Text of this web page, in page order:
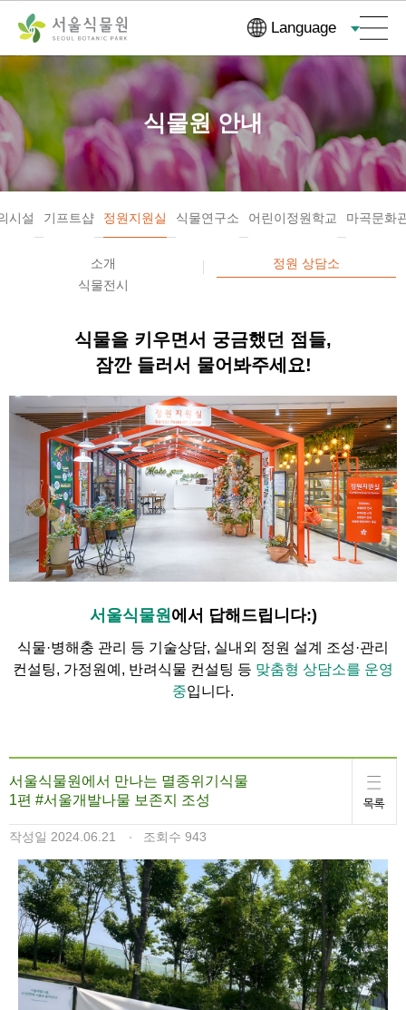
츠
바
로
가
기
본문으로
바로가기
Language
식물원 안내
시설 기프트샵 정원지원실 식물연구소 어린이정원학교 마곡문화
소개
정원 상담소
식물전시
식물을 키우면서 궁금했던 점들,
잠깐 들러서 물어봐주세요!
서울식물원 에서 답해드립니다:)
식물·병해충 관리 등 기술상담, 실내외 정원 설계 조성·관리
컨설팅, 가정원예, 반려식물 컨설팅 등 맞춤형 상담소를 운영
중입니다.
서울식물원에서 만나는 멸종위기식물
1편 #서울개발나물 보존지 조성
작성일 2024.06.21 조회수 943